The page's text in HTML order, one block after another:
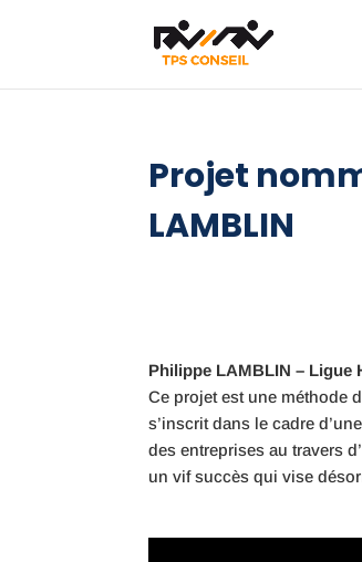
Projet
LAMBLIN
Philippe LAMBLIN – Ligue
Ce projetest une méthode
s’inscrit dans le cadre
des entreprises au travers
un vif succès qui vise